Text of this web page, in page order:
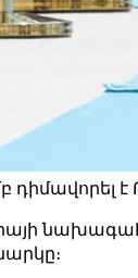
դիմավորել